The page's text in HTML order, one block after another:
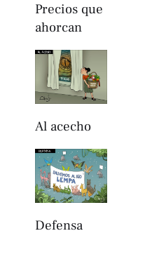
Precios que
ahorcan
Al acecho
Defensa